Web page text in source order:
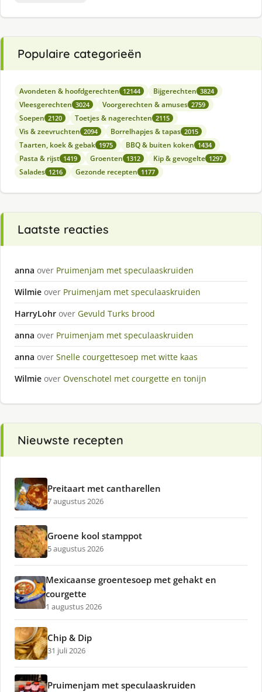
Populaire categorieën
Avondeten & hoofdgerechten 12144 Bijgerechten 3824
Vleesgerechten 3024 Voorgerechten & amuses 2759
Soepen 2120 Toetjes & nagerechten 2115
Vis & zeevruchten 2094 Borrelhapjes & tapas 2015
Taarten, koek & gebak 1975 BBQ & buiten koken 1434
Pasta & rijst 1419 Groenten 1312 Kip & gevogelte 1297
Salades 1216 Gezonde recepten 1177
Laatste reacties
anna over Pruimenjam met speculaaskruiden
Wilmie over Pruimenjam met speculaaskruiden
HarryLohr over Gevuld Turks brood
anna over Pruimenjam met speculaaskruiden
anna over Snelle courgettesoep met witte kaas
Wilmie over Ovenschotel met courgette en tonijn
Nieuwste recepten
Preitaart met cantharellen
7 augustus 2026
Groene kool stamppot
5 augustus 2026
Mexicaanse groentesoep met gehakt en
courgette
1 augustus 2026
Chip & Dip
31 juli 2026
Pruimenjam met speculaaskruiden